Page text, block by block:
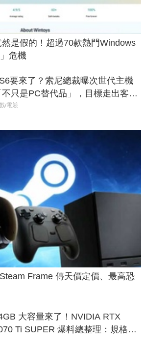
是假的！超過70款熱門Windows
危機
要來了？索尼總裁曝次世代主機
不只是PC替代品」，目標走出客
進軍電競桌面
/電競
Frame 傳天價定價、最高恐
大容量來了！NVIDIA RTX
Ti SUPER 爆料總整理：規格、